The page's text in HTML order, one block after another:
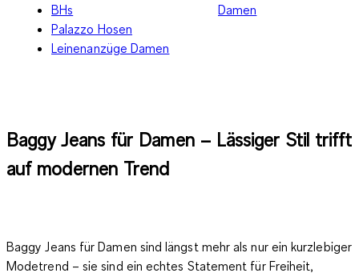
BHs
Palazzo Hosen
Leinenanzüge Damen
Damen
Baggy Jeans für Damen – Lässiger Stil trifft
auf modernen Trend
Baggy Jeans für Damen sind längst mehr als nur ein kurzlebiger
Modetrend – sie sind ein echtes Statement für Freiheit,